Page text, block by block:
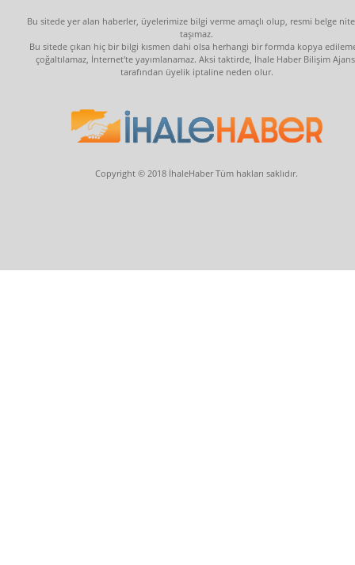
Bu sitede yer alan haberler, üyelerimize bilgi verme amaçlı olup, resmi belge
taşımaz.
Bu sitede çıkan hiç bir bilgi kısmen dahi olsa herhangi bir formda kopya
çoğaltılamaz, İnternet'te yayımlanamaz. Aksi taktirde, İhale Haber Bilişim
tarafından üyelik iptaline neden olur.
Copyright © 2018 İhaleHaber Tüm hakları saklıdır.